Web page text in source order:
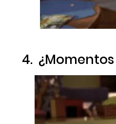
4. ¿Momentos